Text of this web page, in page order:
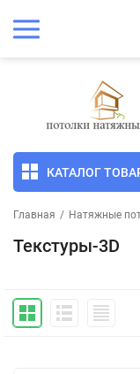
КАТАЛОГ
Главная / Натяжные
Текстуры-3D